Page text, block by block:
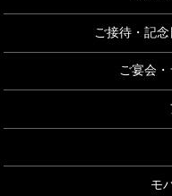
ご接待・記
ご宴会
モ